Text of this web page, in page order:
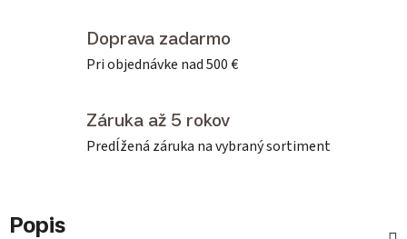
Doprava zadarmo
Pri objednávke nad 500 €
Záruka až 5 rokov
Predĺžená záruka na vybraný sortiment
Popis